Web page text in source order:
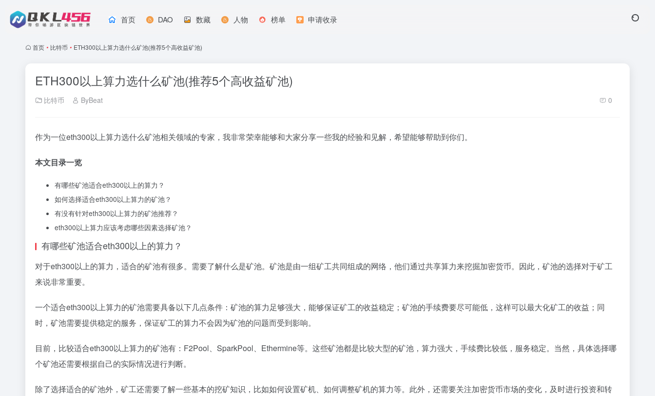
首页 DAO 数藏 人物 榜单 申请收录
首页 • 比特币 • ETH300以上算力选什么矿池(推荐5个高收益矿池)
ETH300以上算力选什么矿池(推荐5个高收益矿池)
比特币 ByBeat 0
作为一位eth300以上算力选什么矿池相关领域的专家，我非常荣幸能够和大家分享一些我的经验和见解，希望能够帮助到你们。
本文目录一览
有哪些矿池适合eth300以上的算力？
如何选择适合eth300以上算力的矿池？
有没有针对eth300以上算力的矿池推荐？
eth300以上算力应该考虑哪些因素选择矿池？
有哪些矿池适合eth300以上的算力？
对于eth300以上的算力，适合的矿池有很多。需要了解什么是矿池。矿池是由一组矿工共同组成的网络，他们通过共享算力来挖掘加密货币。因此，矿池的选择对于矿工
来说非常重要。
一个适合eth300以上算力的矿池需要具备以下几点条件：矿池的算力足够强大，能够保证矿工的收益稳定；矿池的手续费要尽可能低，这样可以最大化矿工的收益；同
时，矿池需要提供稳定的服务，保证矿工的算力不会因为矿池的问题而受到影响。
目前，比较适合eth300以上算力的矿池有：F2Pool、SparkPool、Ethermine等。这些矿池都是比较大型的矿池，算力强大，手续费比较低，服务稳定。当然，具体选择哪
个矿池还需要根据自己的实际情况进行判断。
除了选择适合的矿池外，矿工还需要了解一些基本的挖矿知识，比如如何设置矿机、如何调整矿机的算力等。此外，还需要关注加密货币市场的变化，及时进行投资和转